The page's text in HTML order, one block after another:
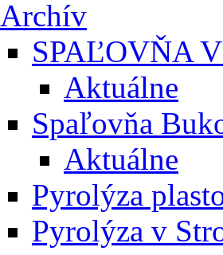
Archív
SPAĽOVŇA
Aktuálne
Spaľovňa
Aktuálne
Pyrolýza
Pyrolýza v